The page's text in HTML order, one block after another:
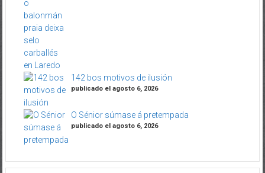
142 bos motivos de ilusión
publicado el agosto 6, 2026
O Sénior súmase á pretempada
publicado el agosto 6, 2026